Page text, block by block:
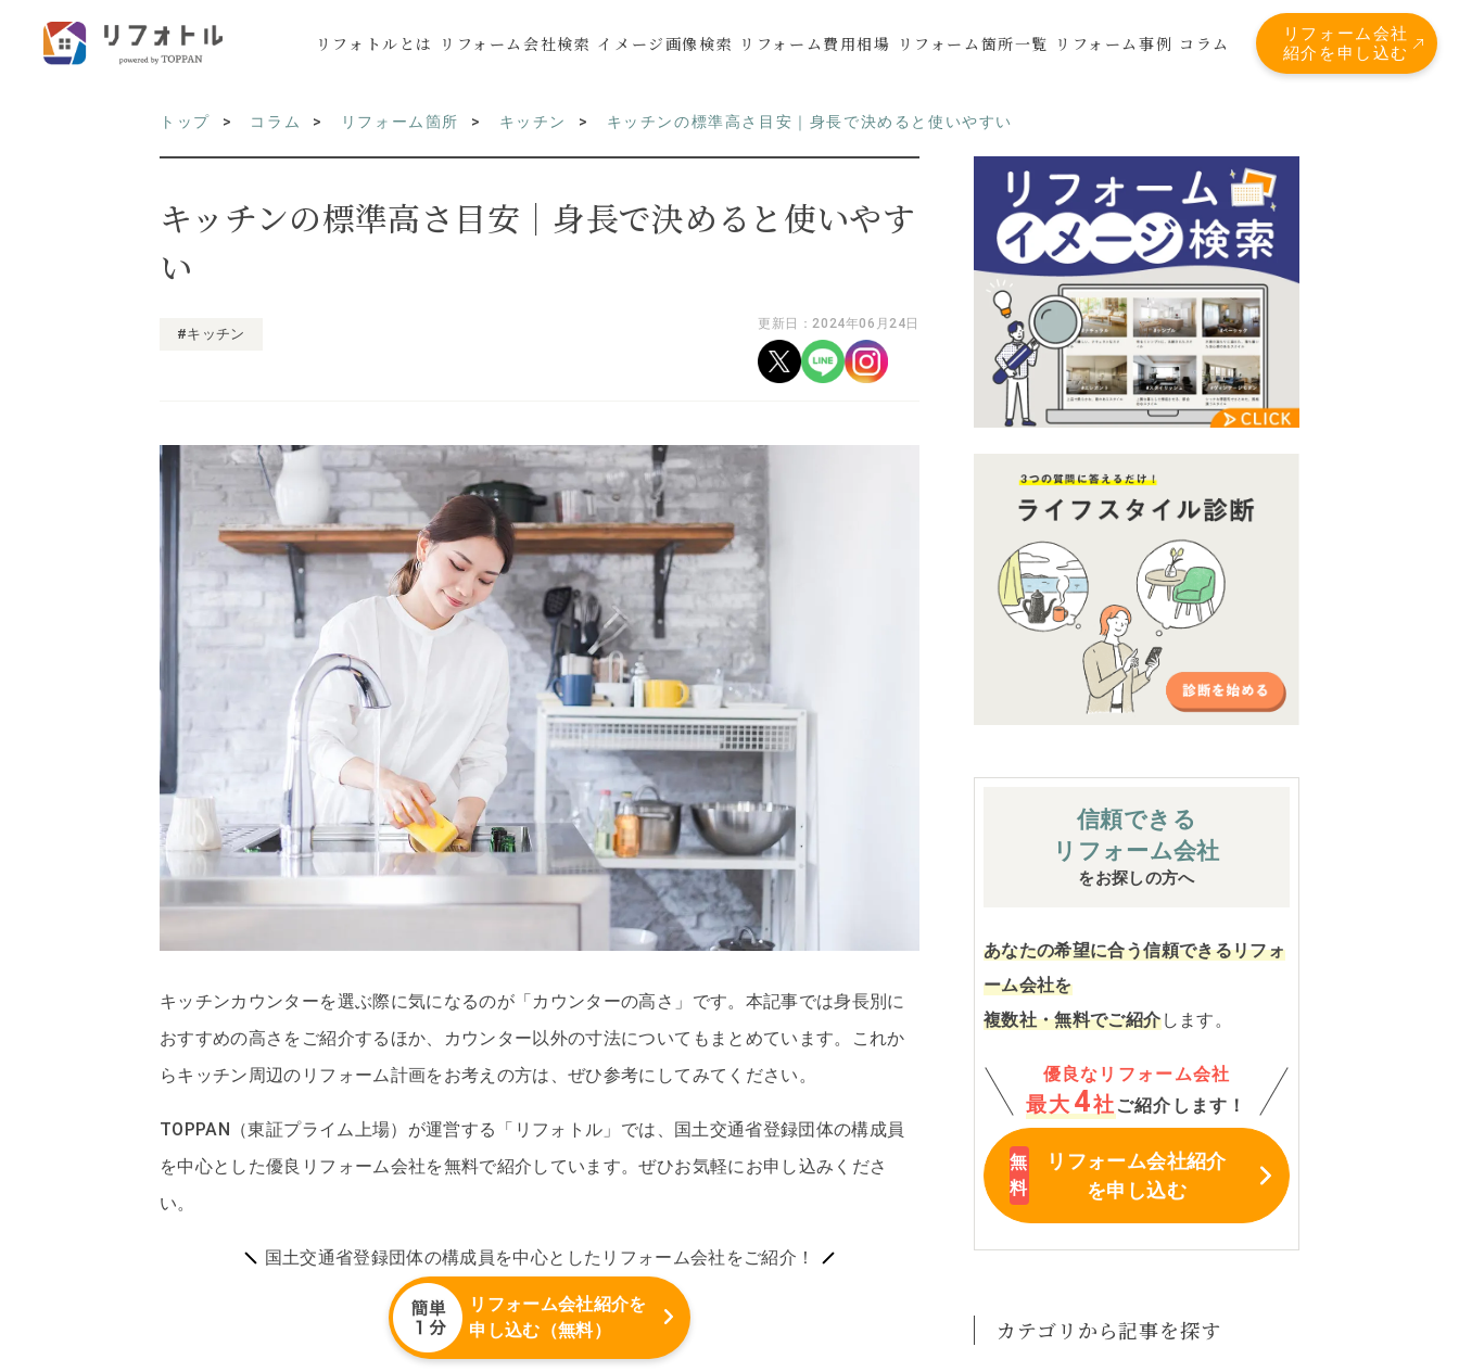
リフォトルとは リフォーム会社検索 イメージ画像検索 リフォーム費用相場 リフォーム箇所一覧 リフォーム事例 コラム
リフォーム会社
紹介を申し込む
トップ コラム リフォーム箇所 キッチン キッチンの標準高さ目安｜身長で決めると使いやすい
キッチンの標準高さ目安｜身長で決めると使いやす
い
#キッチン
更新日：2024年06月24日
キッチンカウンターを選ぶ際に気になるのが「カウンターの高さ」です。本記事では身長別に
おすすめの高さをご紹介するほか、カウンター以外の寸法についてもまとめています。これか
らキッチン周辺のリフォーム計画をお考えの方は、ぜひ参考にしてみてください。
TOPPAN（東証プライム上場）が運営する「リフォトル」では、国土交通省登録団体の構成員
を中心とした優良リフォーム会社を無料で紹介しています。ぜひお気軽にお申し込みくださ
い。
国土交通省登録団体の構成員を中心としたリフォーム会社をご紹介！
リフォーム会社紹介を
申し込む（無料）
信頼できる
リフォーム会社
をお探しの方へ
あなたの希望に合う信頼できるリフォ
ーム会社を
複数社・無料でご紹介します。
優良なリフォーム会社
最大 4社 ご紹介します！
リフォーム会社紹介
を申し込む
カテゴリから記事を探す